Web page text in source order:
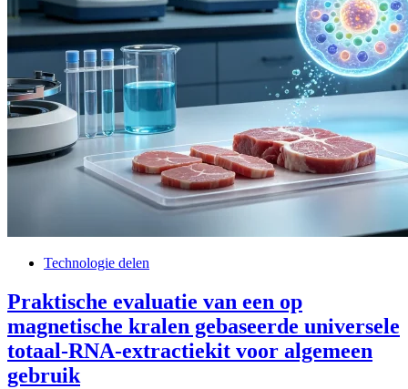
Technologie delen
Praktische evaluatie van een op
magnetische kralen gebaseerde universele
totaal-RNA-extractiekit voor algemeen
gebruik